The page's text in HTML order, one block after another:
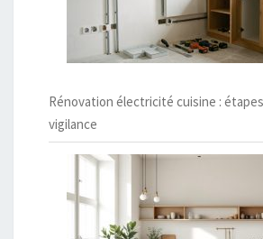
Rénovation électricité cuisine :
vigilance